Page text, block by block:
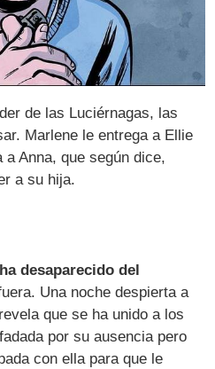
de las Luciérnagas, las
Marlene le entrega a Ellie
Anna, que según dice,
a su hija.
desaparecido del
Una noche despierta a
que se ha unido a los
por su ausencia pero
con ella para que le